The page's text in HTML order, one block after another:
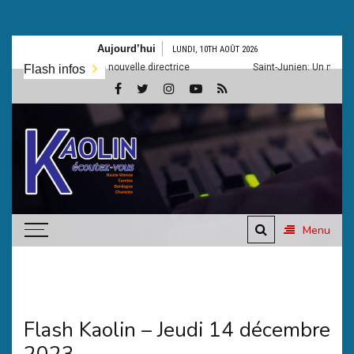
contenu
Aujourd’hui LUNDI, 10TH AOÛT 2026
Flash infos
musée a une nouvelle directrice Saint-Junien: Un nouveau lieu
Kaolin,
la
radio
Menu
Flash Kaolin – Jeudi 14 décembre